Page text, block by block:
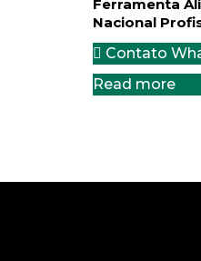
Ferramenta
Nacional
Contato
Read more